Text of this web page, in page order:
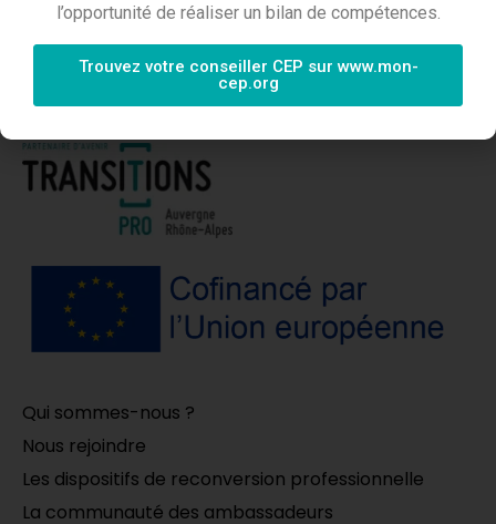
Qui sommes-nous ?
Nous rejoindre
Les dispositifs de reconversion professionnelle
La communauté des ambassadeurs
l’opportunité de réaliser un bilan de compétences.
Trouvez votre conseiller CEP sur www.mon-
cep.org